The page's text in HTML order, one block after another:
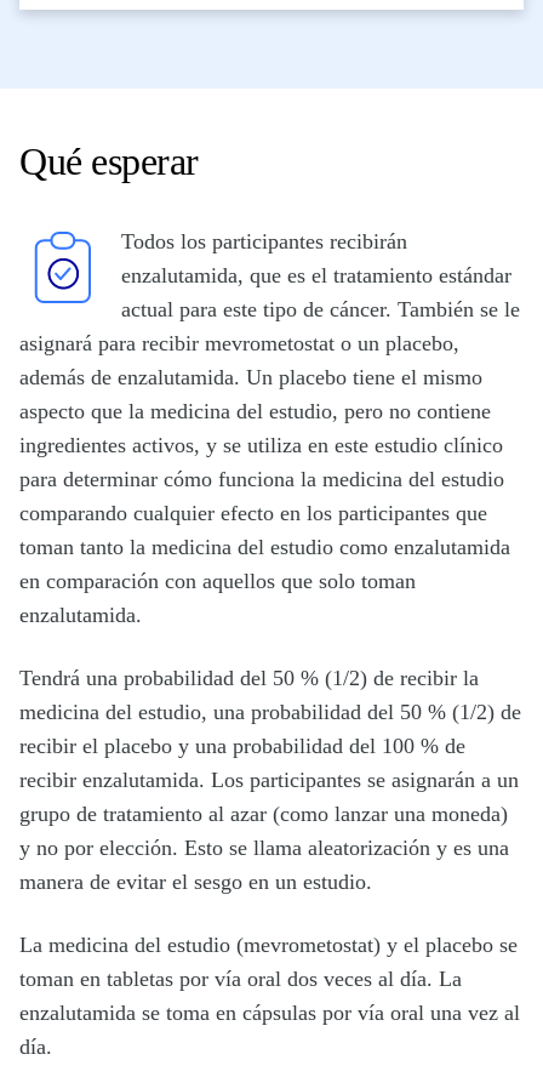
Qué esperar
Todos los participantes recibirán
enzalutamida, que es el tratamiento estándar
actual para este tipo de cáncer. También se le
asignará para recibir mevrometostat o un placebo,
además de enzalutamida. Un placebo tiene el mismo
aspecto que la medicina del estudio, pero no contiene
ingredientes activos, y se utiliza en este estudio clínico
para determinar cómo funciona la medicina del estudio
comparando cualquier efecto en los participantes que
toman tanto la medicina del estudio como enzalutamida
en comparación con aquellos que solo toman
enzalutamida.
Tendrá una probabilidad del 50 % (1/2) de recibir la
medicina del estudio, una probabilidad del 50 % (1/2) de
recibir el placebo y una probabilidad del 100 % de
recibir enzalutamida. Los participantes se asignarán a un
grupo de tratamiento al azar (como lanzar una moneda)
y no por elección. Esto se llama aleatorización y es una
manera de evitar el sesgo en un estudio.
La medicina del estudio (mevrometostat) y el placebo se
toman en tabletas por vía oral dos veces al día. La
enzalutamida se toma en cápsulas por vía oral una vez al
día.